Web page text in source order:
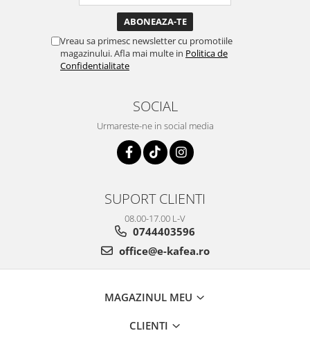
Vreau sa primesc newsletter cu promotiile
magazinului. Afla mai multe in Politica de
Confidentialitate
SOCIAL
Urmareste-ne in social media
SUPORT CLIENTI
08.00-17.00 L-V
0744403596
office@e-kafea.ro
MAGAZINUL MEU
CLIENTI